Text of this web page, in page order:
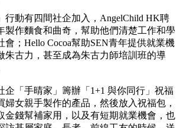
行動有四間社企加入，AngelChild HK聘
製作麵食和曲奇，幫助他們清楚工作和學
會；Hello Cocoa幫助SEN青年提供就業機
朱古力，甚至成為朱古力師培訓班的導
企「手晴家」籌辦「1+1 與你同行」祝福
婦女親手製作的產品，然後放入祝福包，
金錢幫補家用，以及有短期就業機會，也